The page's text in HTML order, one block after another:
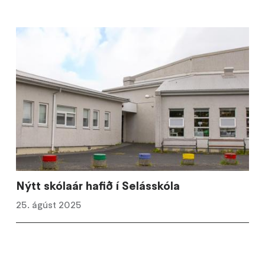
Nýtt skólaár hafið í Selásskóla
25. ágúst 2025